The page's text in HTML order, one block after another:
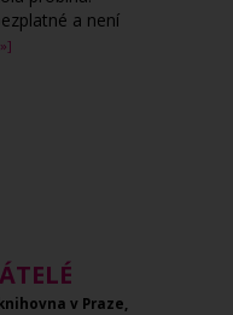
a není
v Praze,